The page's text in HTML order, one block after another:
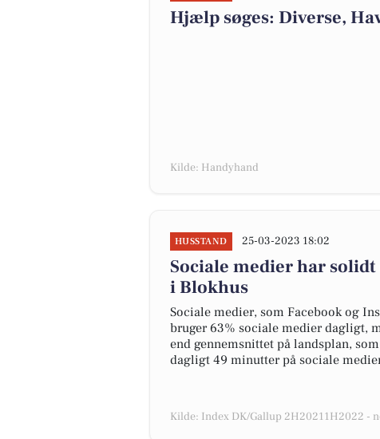
Hjælp søges: Diverse,
Kilde: Handyhand
HUSSTAND 25-03-2023 18:02
Sociale medier har
i Blokhus
Sociale medier, som Facebook og
bruger 63% sociale medier dagligt,
end gennemsnittet på landsplan,
dagligt 49 minutter på sociale
Kilde: Index DK/Gallup 2H20211H2022 -